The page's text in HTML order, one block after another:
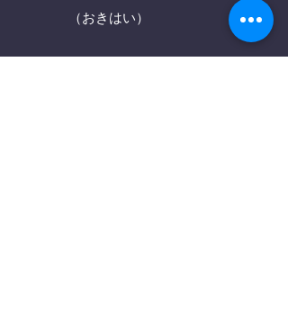
（おきはい）